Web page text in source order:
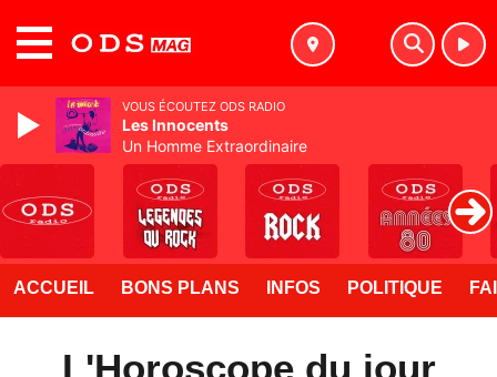
ACCUEIL BONS PLANS INFOS POLITIQUE
L'Horoscope du jour
VOUS ÉCOUTEZ ODS RADIO
Les Innocents
Un Homme Extraordinaire